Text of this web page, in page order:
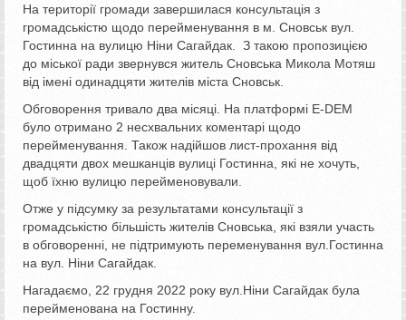
На території громади завершилася консультація з
громадськістю щодо перейменування в м. Сновськ вул.
Гостинна на вулицю Ніни Сагайдак. З такою пропозицією
до міської ради звернувся житель Сновська Микола Мотяш
від імені одинадцяти жителів міста Сновськ.
Обговорення тривало два місяці. На платформі E-DEM
було отримано 2 несхвальних коментарі щодо
перейменування. Також надійшов лист-прохання від
двадцяти двох мешканців вулиці Гостинна, які не хочуть,
щоб їхню вулицю перейменовували.
Отже у підсумку за результатами консультації з
громадськістю більшість жителів Сновська, які взяли участь
в обговоренні, не підтримують переменування вул.Гостинна
на вул. Ніни Сагайдак.
Нагадаємо, 22 грудня 2022 року вул.Ніни Сагайдак була
перейменована на Гостинну.